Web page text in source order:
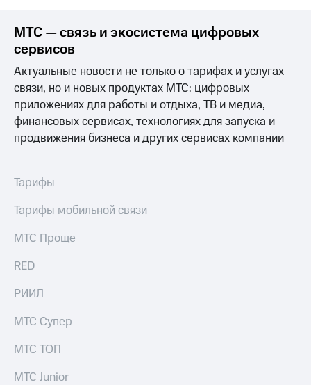
Описание
приобретения
Порядок
выкупа
акций
Дивиденды
Рынок
облигаций
погашении
облигаций
развитие
На главную
МТС — связь и экосистема цифровых
сервисов
Актуальные новости не только о тарифах и услугах
связи, но и новых продуктах МТС: цифровых
приложениях для работы и отдыха, ТВ и медиа,
финансовых сервисах, технологиях для запуска и
продвижения бизнеса и других сервисах компании
Тарифы
Тарифы мобильной связи
МТС Проще
RED
РИИЛ
МТС Супер
МТС ТОП
МТС Junior